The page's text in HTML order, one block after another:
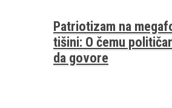
Patriotizam na
tišini: O čemu
da govore